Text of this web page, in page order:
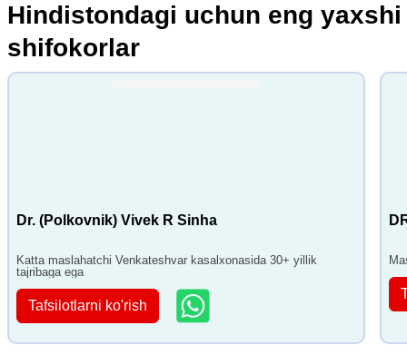
Hindistondagi uchun eng yaxshi
shifokorlar
Dr. (Polkovnik) Vivek R Sinha
Katta maslahatchi Venkateshvar kasalxonasida 30+ yillik
tajribaga ega
Tafsilotlarni ko'rish